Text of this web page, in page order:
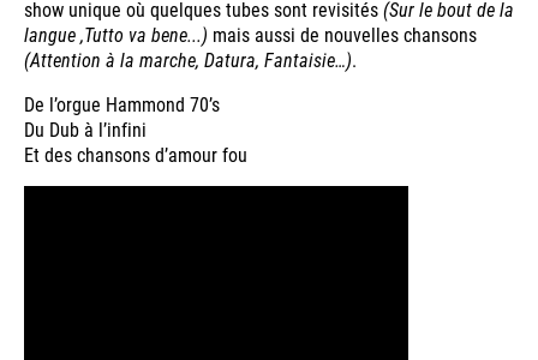
show unique où quelques tubes sont revisités(Sur le bout de la
langue ,Tutto va bene...) mais aussi de nouvelles chansons
(Attention à la marche, Datura, Fantaisie…).
De l’orgue Hammond 70’s
Du Dub à l’infini
Et des chansons d’amour fou